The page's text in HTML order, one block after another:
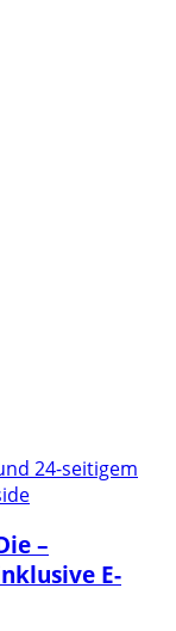
24-seitigem
–
E-